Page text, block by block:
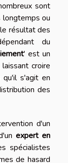
sont
longtemps ou
résultat des
du
' est un
croire
qu'il s'agit en
des
d'un
expert en
spécialistes
de hasard